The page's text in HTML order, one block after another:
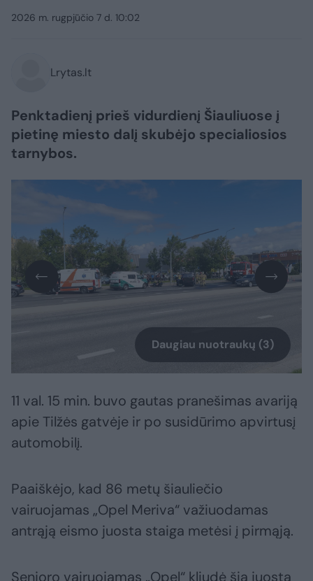
2026 m. rugpjūčio 7 d. 10:02
Lrytas.lt
Penktadienį prieš vidurdienį Šiauliuose į
pietinę miesto dalį skubėjo specialiosios
tarnybos.
Daugiau nuotraukų (3)
11 val. 15 min. buvo gautas pranešimas avariją
apie Tilžės gatvėje ir po susidūrimo apvirtusį
automobilį.
Paaiškėjo, kad 86 metų šiauliečio
vairuojamas „Opel Meriva“ važiuodamas
antrąją eismo juosta staiga metėsi į pirmąją.
Senjoro vairuojamas „Opel“ kliudė šia juosta